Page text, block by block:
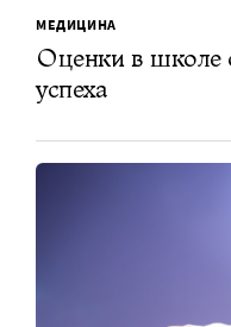
МЕДИЦИНА
Оценки в школе
успеха